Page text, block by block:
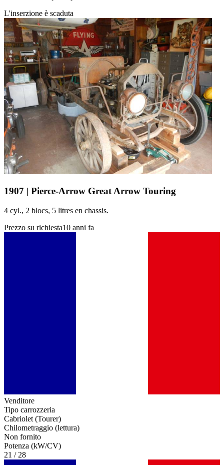
L'inserzione è scaduta
1907 | Pierce-Arrow Great Arrow Touring
4 cyl., 2 blocs, 5 litres en chassis.
Prezzo su richiesta10 anni fa
Venditore
Tipo carrozzeria
Cabriolet (Tourer)
Chilometraggio (lettura)
Non fornito
Potenza (kW/CV)
21 / 28